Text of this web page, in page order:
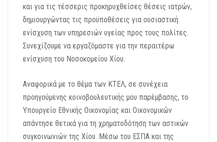
και για τις τέσσερις προκηρυχθείσες θέσεις ιατρών,
δημιουργώντας τις προϋποθέσεις για ουσιαστική
ενίσχυση των υπηρεσιών υγείας προς τους πολίτες.
Συνεχίζουμε να εργαζόμαστε για την περαιτέρω
ενίσχυση του Νοσοκομείου Χίου.
Αναφορικά με το θέμα των ΚΤΕΛ, σε συνέχεια
προηγούμενης κοινοβουλευτικής μου παρέμβασης, το
Υπουργείο Εθνικής Οικονομίας και Οικονομικών
απάντησε θετικά για τη χρηματοδότηση των αστικών
συγκοινωνιών της Χίου. Μέσω του ΕΣΠΑ και της